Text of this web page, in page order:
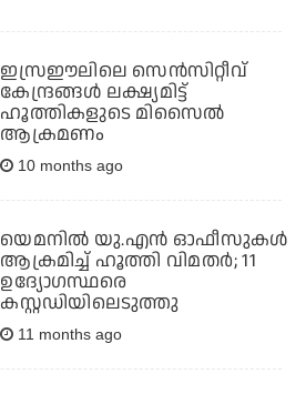
ഇസ്രഈലിലെ സെന്‍സിറ്റീവ്
കേന്ദ്രങ്ങള്‍ ലക്ഷ്യമിട്ട്
ഹൂത്തികളുടെ മിസൈല്‍
ആക്രമണം
10 months ago
യെമനില്‍ യു.എന്‍ ഓഫീസുകള്‍
ആക്രമിച്ച് ഹൂത്തി വിമതര്‍; 11
ഉദ്യോഗസ്ഥരെ
കസ്റ്റഡിയിലെടുത്തു
11 months ago